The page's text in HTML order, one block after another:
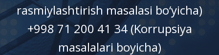
rasmiylashtirish masalasi bo‘yicha)
+998 71 200 41 34 (Korrupsiya
masalalari boyicha)